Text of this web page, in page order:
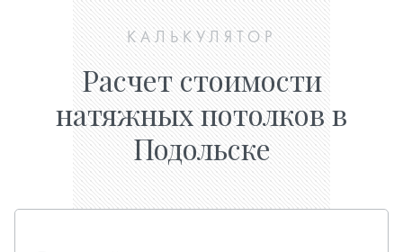
КАЛЬКУЛЯТОР
Расчет стоимости
натяжных потолков в
Подольске